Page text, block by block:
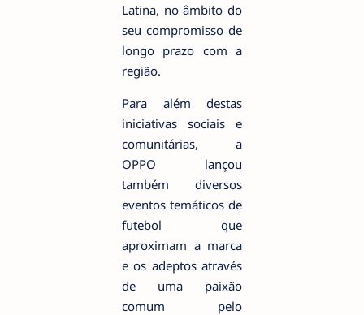
Latina, no âmbito do
seu compromisso de
longo prazo com a
região.
Para além destas
iniciativas sociais e
comunitárias, a
OPPO lançou
também diversos
eventos temáticos de
futebol que
aproximam a marca
e os adeptos através
de uma paixão
comum pelo